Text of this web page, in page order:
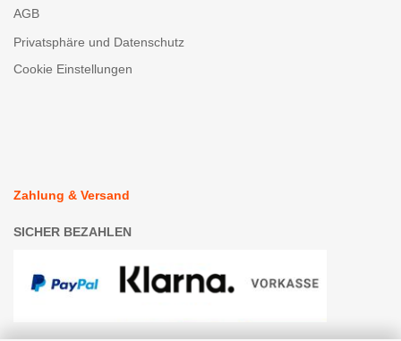
AGB
Privatsphäre und Datenschutz
Cookie Einstellungen
Zahlung & Versand
SICHER BEZAHLEN